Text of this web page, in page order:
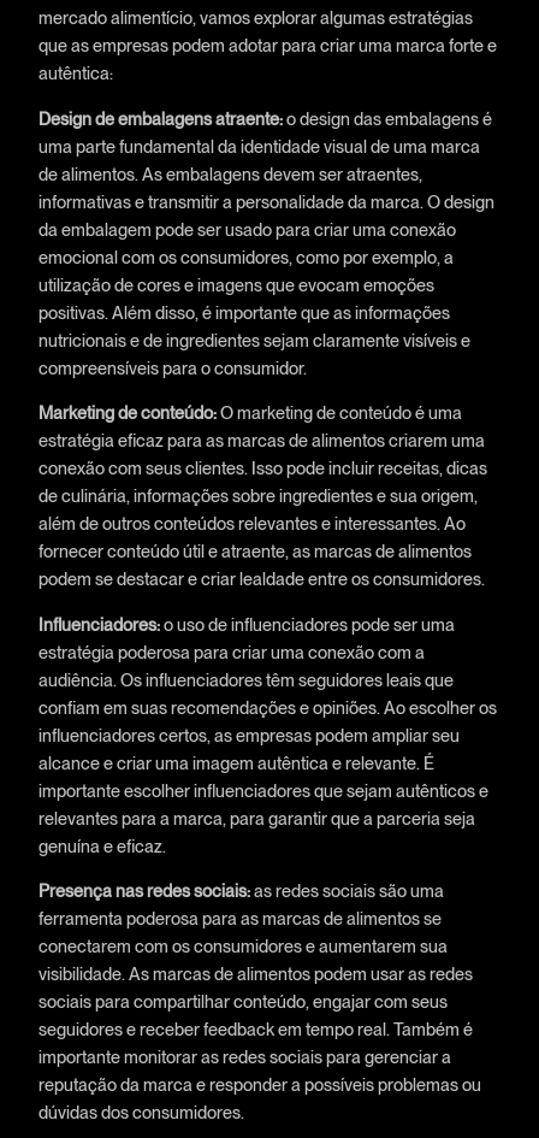
mercado alimentício, vamos explorar algumas estratégias
que as empresas podem adotar para criar uma marca forte e
autêntica:
Design de embalagens atraente:o design das embalagens é
uma parte fundamental da identidade visual de uma marca
de alimentos. As embalagens devem ser atraentes,
informativas e transmitir a personalidade da marca. O design
da embalagem pode ser usado para criar uma conexão
emocional com os consumidores, como por exemplo, a
utilização de cores e imagens que evocam emoções
positivas. Além disso, é importante que as informações
nutricionais e de ingredientes sejam claramente visíveis e
compreensíveis para o consumidor.
Marketing de conteúdo:O marketing de conteúdo é uma
estratégia eficaz para as marcas de alimentos criarem uma
conexão com seus clientes. Isso pode incluir receitas, dicas
de culinária, informações sobre ingredientes e sua origem,
além de outros conteúdos relevantes e interessantes. Ao
fornecer conteúdo útil e atraente, as marcas de alimentos
podem se destacar e criar lealdade entre os consumidores.
Influenciadores:o uso de influenciadores pode ser uma
estratégia poderosa para criar uma conexão com a
audiência. Os influenciadores têm seguidores leais que
confiam em suas recomendações e opiniões. Ao escolher os
influenciadores certos, as empresas podem ampliar seu
alcance e criar uma imagem autêntica e relevante. É
importante escolher influenciadores que sejam autênticos e
relevantes para a marca, para garantir que a parceria seja
genuína e eficaz.
Presença nas redes sociais:as redes sociais são uma
ferramenta poderosa para as marcas de alimentos se
conectarem com os consumidores e aumentarem sua
visibilidade. As marcas de alimentos podem usar as redes
sociais para compartilhar conteúdo, engajar com seus
seguidores e receber feedback em tempo real. Também é
importante monitorar as redes sociais para gerenciar a
reputação da marca e responder a possíveis problemas ou
dúvidas dos consumidores.